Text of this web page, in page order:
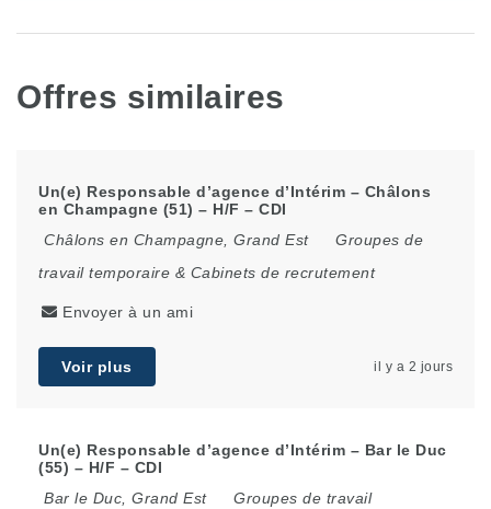
Offres similaires
Un(e) Responsable d’agence d’Intérim – Châlons
en Champagne (51) – H/F – CDI
Châlons en Champagne Grand Est
Groupes de
travail temporaire & Cabinets de recrutement
Envoyer à un ami
Voir plus il y a 2 jours
Un(e) Responsable d’agence d’Intérim – Bar le Duc
(55) – H/F – CDI
Bar le Duc Grand Est
Groupes de travail